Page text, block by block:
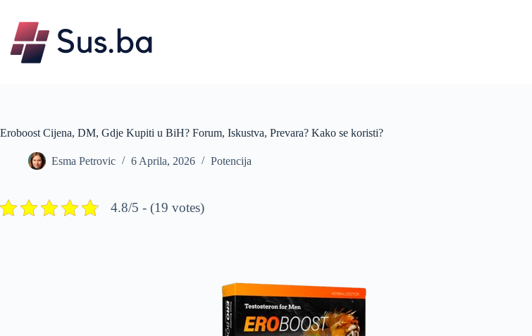
content
Eroboost Cijena, DM, Gdje Kupiti u BiH? Forum, Iskustva, Prevara? Kako se koristi?
Esma Petrovic 6 Aprila, 2026 Potencija
4.8/5 - (19 votes)